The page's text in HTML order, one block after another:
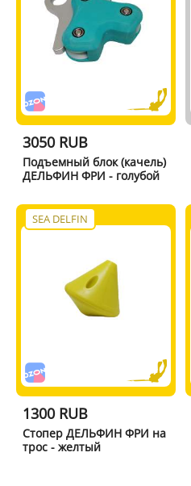
3050 RUB
Подъемный блок (качель)
ДЕЛЬФИН ФРИ - голубой
SEA DELFIN
1300 RUB
Стопер ДЕЛЬФИН ФРИ на
трос - желтый